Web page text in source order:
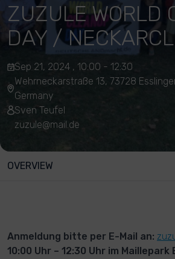
ZUZULE WORLD
DAY /
Sep 21, 2024 , 10:00 - 12:30
Wehrneckarstraße 13, 73728
Germany
Sven Teufel
zuzule@mail.de
OVERVIEW
Anmeldung bitte per E-Mail an:
10:00 Uhr – 12:30 Uhr im Maillepark